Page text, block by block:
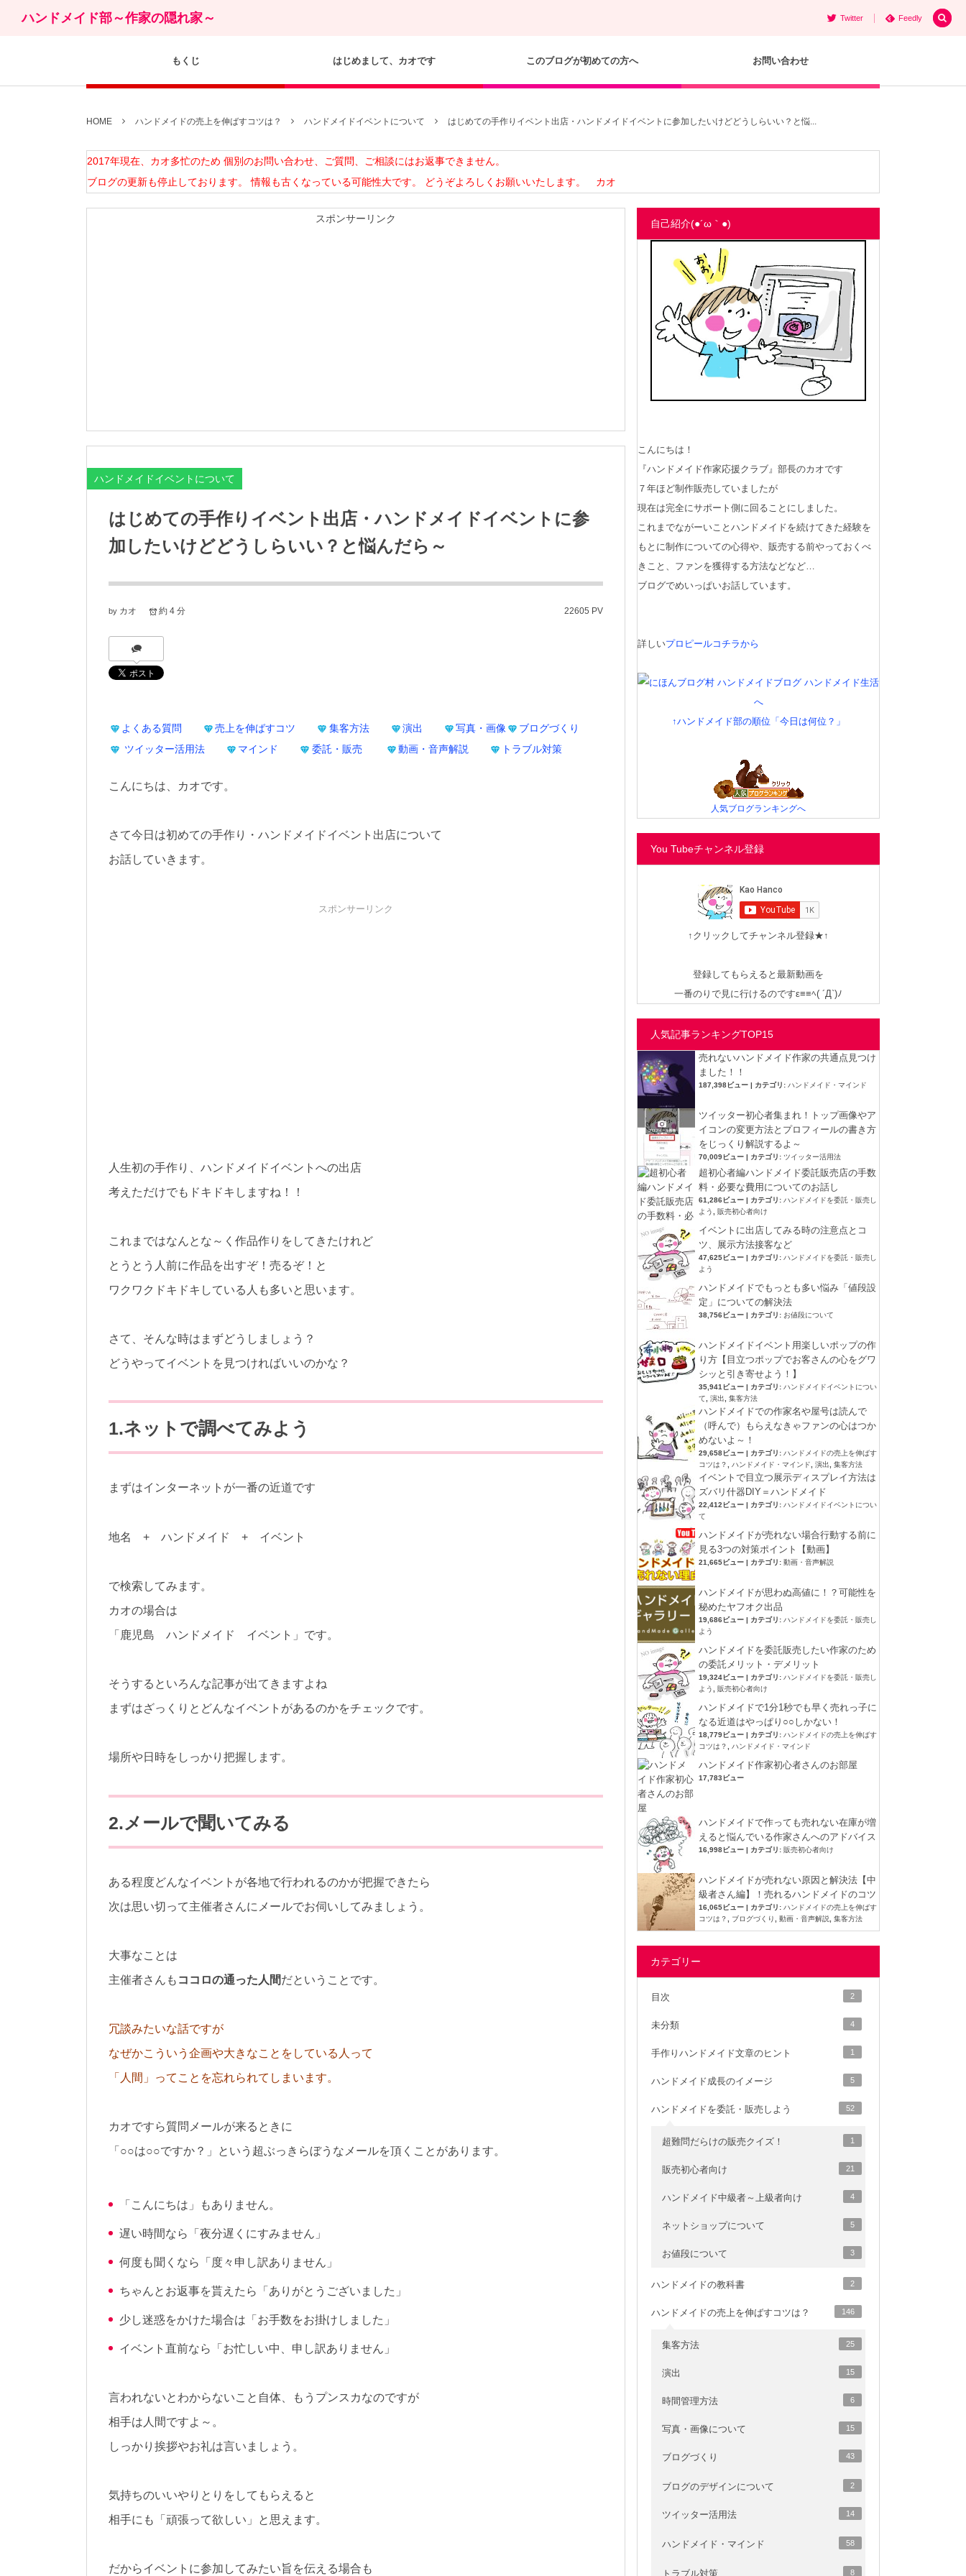
ハンドメイド部～作家の隠れ家～ Twitter Feedly
もくじ はじめまして、カオです このブログが初めての方へ お問い合わせ
HOME ハンドメイドの売上を伸ばすコツは？ ハンドメイドイベントについて はじめての手作りイベント出店・ハンドメイドイベントに参加したいけどどうしらいい？と悩...
2017年現在、カオ多忙のため 個別のお問い合わせ、ご質問、ご相談にはお返事できません。
ブログの更新も停止しております。 情報も古くなっている可能性大です。 どうぞよろしくお願いいたします。 カオ
スポンサーリンク
ハンドメイドイベントについて
はじめての手作りイベント出店・ハンドメイドイベントに参
加したいけどどうしらいい？と悩んだら～
by カオ 22605 PV
約 4 分
よくある質問 売上を伸ばすコツ 集客方法 演出 写真・画像
ブログづくり
ツイッター活用法
マインド 委託・販売 動画・音声解説 トラブル対策
こんにちは、カオです。
さて今日は初めての手作り・ハンドメイドイベント出店について
お話していきます。
スポンサーリンク
人生初の手作り、ハンドメイドイベントへの出店
考えただけでもドキドキしますね！！
これまではなんとな～く作品作りをしてきたけれど
とうとう人前に作品を出すぞ！売るぞ！と
ワクワクドキドキしている人も多いと思います。
さて、そんな時はまずどうしましょう？
どうやってイベントを見つければいいのかな？
1.ネットで調べてみよう
まずはインターネットが一番の近道です
地名 + ハンドメイド + イベント
で検索してみます。
カオの場合は
「鹿児島 ハンドメイド イベント」です。
そうするといろんな記事が出てきますよね
まずはざっくりとどんなイベントがあるのかをチェックです。
場所や日時をしっかり把握します。
2.メールで聞いてみる
ある程度どんなイベントが各地で行われるのかが把握できたら
次は思い切って主催者さんにメールでお伺いしてみましょう。
大事なことは
主催者さんも ココロの通った人間だということです。
冗談みたいな話ですが
なぜかこういう企画や大きなことをしている人って
「人間」ってことを忘れられてしまいます。
カオですら質問メールが来るときに
「○○は○○ですか？」という超ぶっきらぼうなメールを頂くことがあります。
「こんにちは」もありません。
遅い時間なら「夜分遅くにすみません」
何度も聞くなら「度々申し訳ありません」
ちゃんとお返事を貰えたら「ありがとうございました」
少し迷惑をかけた場合は「お手数をお掛けしました」
イベント直前なら「お忙しい中、申し訳ありません」
言われないとわからないこと自体、もうプンスカなのですが
相手は人間ですよ～。
しっかり挨拶やお礼は言いましょう。
気持ちのいいやりとりをしてもらえると
相手にも「頑張って欲しい」と思えます。
だからイベントに参加してみたい旨を伝える場合も
自己紹介(●´ω｀●)
こんにちは！
『ハンドメイド作家応援クラブ』部長のカオです
７年ほど制作販売していましたが
現在は完全にサポート側に回ることにしました。
これまでながーいことハンドメイドを続けてきた経験を
もとに制作についての心得や、販売する前やっておくべ
きこと、ファンを獲得する方法などなど…
ブログでめいっぱいお話しています。
詳しいプロピールコチラから
↑ハンドメイド部の順位「今日は何位？」
人気ブログランキングへ
You Tubeチャンネル登録
↑クリックしてチャンネル登録★↑
登録してもらえると最新動画を
一番のりで見に行けるのですε≡≡ﾍ( ´Д`)ﾉ
人気記事ランキングTOP15
売れないハンドメイド作家の共通点見つけ
ました！！
187,398ビュー | カテゴリ: ハンドメイド・マインド
ツイッター初心者集まれ！トップ画像やア
イコンの変更方法とプロフィールの書き方
をじっくり解説するよ～
70,009ビュー | カテゴリ: ツイッター活用法
超初心者編ハンドメイド委託販売店の手数
料・必要な費用についてのお話し
61,286ビュー | カテゴリ: ハンドメイドを委託・販売し
よう
販売初心者向け
イベントに出店してみる時の注意点とコ
ツ、展示方法接客など
47,625ビュー | カテゴリ: ハンドメイドを委託・販売し
よう
ハンドメイドでもっとも多い悩み「値段設
定」についての解決法
38,756ビュー | カテゴリ: お値段について
ハンドメイドイベント用楽しいポップの作
り方【目立つポップでお客さんの心をグワ
シッと引き寄せよう！】
35,941ビュー | カテゴリ: ハンドメイドイベントについ
て
演出 集客方法
ハンドメイドでの作家名や屋号は読んで
（呼んで）もらえなきゃファンの心はつか
めないよ～！
29,658ビュー | カテゴリ: ハンドメイドの売上を伸ばす
コツは？
ハンドメイド・マインド 演出 集客方法
イベントで目立つ展示ディスプレイ方法は
ズバリ什器DIY＝ハンドメイド
22,412ビュー | カテゴリ: ハンドメイドイベントについ
て
ハンドメイドが売れない場合行動する前に
見る3つの対策ポイント【動画】
21,665ビュー | カテゴリ: 動画・音声解説
ハンドメイドが思わぬ高値に！？可能性を
秘めたヤフオク出品
19,686ビュー | カテゴリ: ハンドメイドを委託・販売し
よう
ハンドメイドを委託販売したい作家のため
の委託メリット・デメリット
19,324ビュー | カテゴリ: ハンドメイドを委託・販売し
よう
販売初心者向け
ハンドメイドで1分1秒でも早く売れっ子に
なる近道はやっぱり○○しかない！
18,779ビュー | カテゴリ: ハンドメイドの売上を伸ばす
コツは？
ハンドメイド・マインド
ハンドメイド作家初心者さんのお部屋
17,783ビュー
ハンドメイドで作っても売れない在庫が増
えると悩んでいる作家さんへのアドバイス
16,998ビュー | カテゴリ: 販売初心者向け
ハンドメイドが売れない原因と解決法【中
級者さん編】！売れるハンドメイドのコツ
16,065ビュー | カテゴリ: ハンドメイドの売上を伸ばす
コツは？
ブログづくり 動画・音声解説 集客方法
カテゴリー
目次 2
未分類 4
手作りハンドメイド文章のヒント 1
ハンドメイド成長のイメージ 5
ハンドメイドを委託・販売しよう 52
超難問だらけの販売クイズ！ 1
販売初心者向け 21
ハンドメイド中級者～上級者向け 4
ネットショップについて 5
お値段について 3
ハンドメイドの教科書 2
ハンドメイドの売上を伸ばすコツは？ 146
集客方法 25
演出 15
時間管理方法 6
写真・画像について 15
ブログづくり 43
ブログのデザインについて 2
ツイッター活用法 14
ハンドメイド・マインド 58
トラブル対策 8